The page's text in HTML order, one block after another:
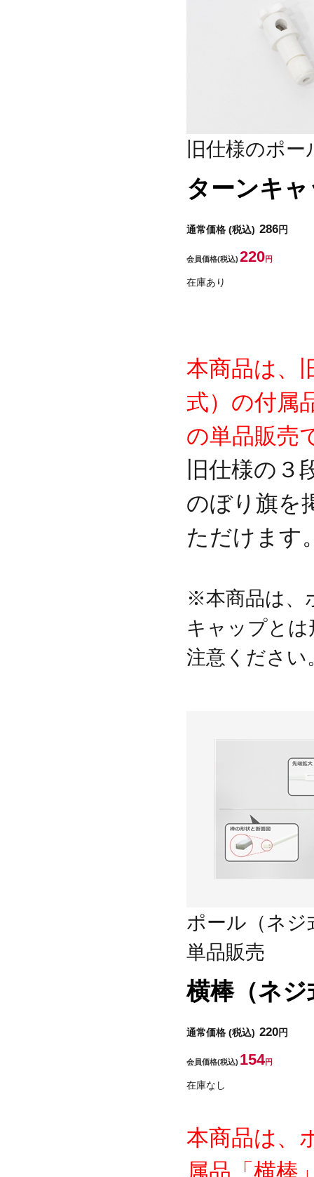
旧仕様のポ
ターンキ
通常価格 (税込) 286円
会員価格(税込) 220円
在庫あり
本商品は、
式）の付属
の単品販売
旧仕様の３
のぼり旗を
ただけます
※本商品は、
キャップと
注意ください
ポール（ネジ
単品販売
横棒（ネジ
通常価格 (税込) 220円
会員価格(税込) 154円
在庫なし
本商品は、
属品「横棒